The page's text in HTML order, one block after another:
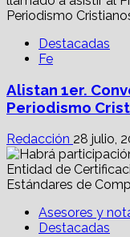
Destacadas
Fe
Alistan 1er.
Periodismo
Redacción 28 julio,
Asesores y
Destacadas